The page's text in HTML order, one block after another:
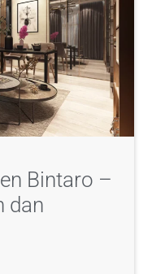
Bintaro –
dan